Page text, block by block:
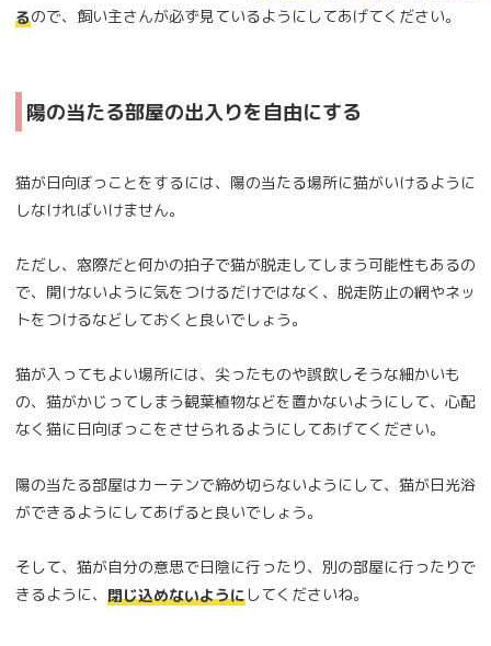
るので、飼い主さんが必ず見ているようにしてあげてください。
陽の当たる部屋の出入りを自由にする
猫が日向ぼっことをするには、陽の当たる場所に猫がいけるように
しなければいけません。
ただし、窓際だと何かの拍子で猫が脱走してしまう可能性もあるの
で、開けないように気をつけるだけではなく、脱走防止の網やネッ
トをつけるなどしておくと良いでしょう。
猫が入ってもよい場所には、尖ったものや誤飲しそうな細かいも
の、猫がかじってしまう観葉植物などを置かないようにして、心配
なく猫に日向ぼっこをさせられるようにしてあげてください。
陽の当たる部屋はカーテンで締め切らないようにして、猫が日光浴
ができるようにしてあげると良いでしょう。
そして、猫が自分の意思で日陰に行ったり、別の部屋に行ったりで
きるように、 閉じ込めないようにしてくださいね。